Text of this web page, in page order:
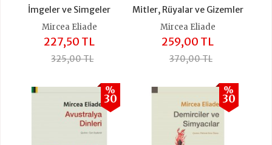
İmgeler ve Simgeler
Mircea Eliade
227,50 TL
325,00 TL
Mitler, Rüyalar ve Gizemler
Mircea Eliade
259,00 TL
370,00 TL
%
30
%
30